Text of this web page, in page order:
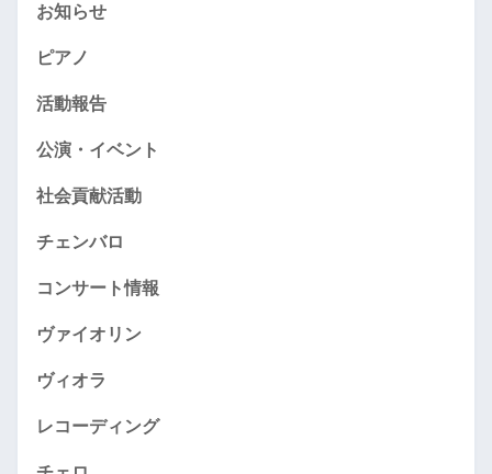
お知らせ
ピアノ
活動報告
公演・イベント
社会貢献活動
チェンバロ
コンサート情報
ヴァイオリン
ヴィオラ
レコーディング